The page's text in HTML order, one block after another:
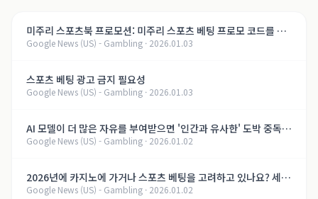
미주리 스포츠북 프로모션: 미주리 스포츠 베팅 프로모 코드를 통
해 최대 $3,000의 환영 보너스 받기
Google News (US) - Gambling · 2026.01.03
스포츠 베팅 광고 금지 필요성
Google News (US) - Gambling · 2026.01.03
AI 모델이 더 많은 자유를 부여받으면 '인간과 유사한' 도박 중독을
개발할 수 있다는 연구 결과
Google News (US) - Gambling · 2026.01.02
2026년에 카지노에 가거나 스포츠 베팅을 고려하고 있나요? 세금
이 증가할 수 있습니다.
Google News (US) - Gambling · 2026.01.02